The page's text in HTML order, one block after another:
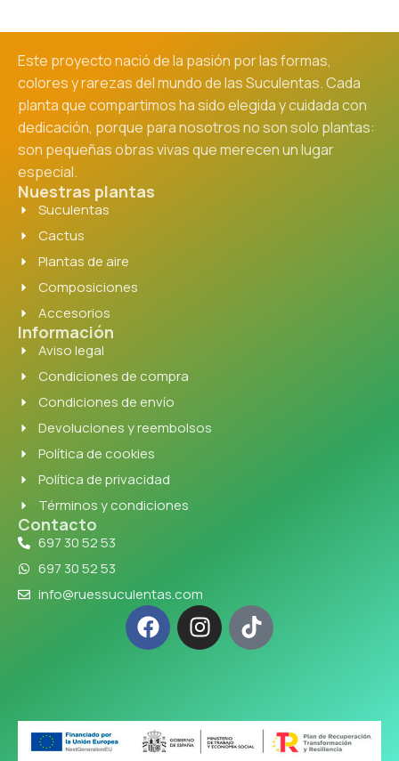
Este proyecto nació de la pasión por las formas,
colores y rarezas del mundo de las Suculentas. Cada
planta que compartimos ha sido elegida y cuidada con
dedicación, porque para nosotros no son solo plantas:
son pequeñas obras vivas que merecen un lugar
especial.
Nuestras plantas
Suculentas
Cactus
Plantas de aire
Composiciones
Accesorios
Información
Aviso legal
Condiciones de compra
Condiciones de envío
Devoluciones y reembolsos
Política de cookies
Política de privacidad
Términos y condiciones
Contacto
697 30 52 53
697 30 52 53
info@ruessuculentas.com